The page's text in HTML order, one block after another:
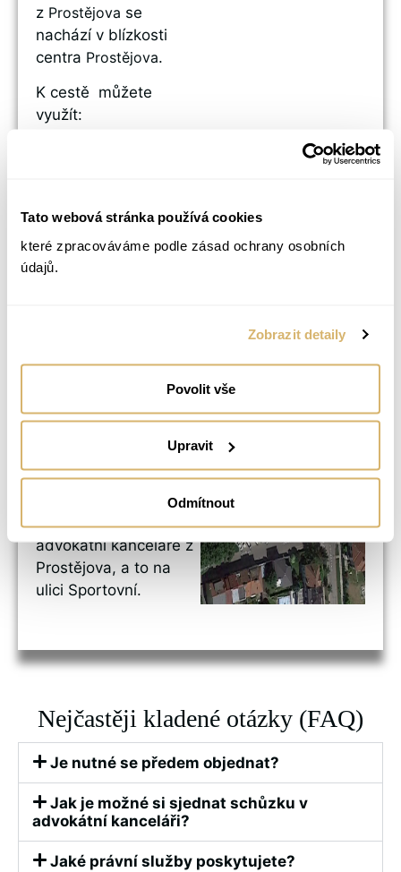
Tato webová stránka používá cookies
které zpracováváme podle zásad ochrany osobních
údajů.
Zobrazit detaily
Povolit vše
Upravit
Odmítnout
z Prostějova se
nachází v blízkosti
centra Prostějova.
K cestě můžete
využít:
Sportovní (viz foto
níže)
autem?
můžete
parkování
před budovou naší
advokátní kanceláře z
Prostějova, a to na
ulici Sportovní.
Nejčastěji kladené otázky (FAQ)
Je nutné se předem objednat?
Jak je možné si sjednat schůzku v
advokátní kanceláři?
Jaké právní služby poskytujete?